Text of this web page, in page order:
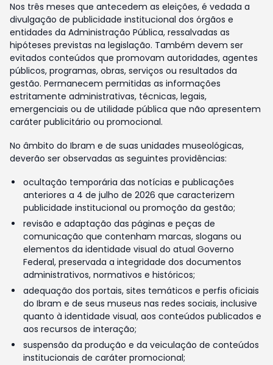
Nos três meses que antecedem as eleições, é vedada a
divulgação de publicidade institucional dos órgãos e
entidades da Administração Pública, ressalvadas as
hipóteses previstas na legislação. Também devem ser
evitados conteúdos que promovam autoridades, agentes
públicos, programas, obras, serviços ou resultados da
gestão. Permanecem permitidas as informações
estritamente administrativas, técnicas, legais,
emergenciais ou de utilidade pública que não apresentem
caráter publicitário ou promocional.
No âmbito do Ibram e de suas unidades museológicas,
deverão ser observadas as seguintes providências:
ocultação temporária das notícias e publicações
anteriores a 4 de julho de 2026 que caracterizem
publicidade institucional ou promoção da gestão;
revisão e adaptação das páginas e peças de
comunicação que contenham marcas, slogans ou
elementos da identidade visual do atual Governo
Federal, preservada a integridade dos documentos
administrativos, normativos e históricos;
adequação dos portais, sites temáticos e perfis oficiais
do Ibram e de seus museus nas redes sociais, inclusive
quanto à identidade visual, aos conteúdos publicados e
aos recursos de interação;
suspensão da produção e da veiculação de conteúdos
institucionais de caráter promocional;